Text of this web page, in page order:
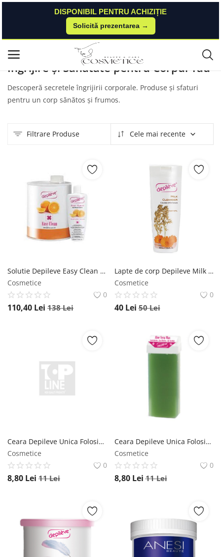
DISPONIBIL PENTRU ACHIZIȚIE
Solicită prezentarea →
Meniu principal
Listă de dorințe
Autentificare
Înregistrare
Topline Corp
Îngrijire și Sănătate pentru Corpul Tău
Descoperă secretele îngrijirii corporale. Produse și sfaturi
pentru un corp sănătos și frumos.
Filtrare Produse Cele mai recente
Solutie Depileve Easy Clean pentru curatare ceara 1L Depileve
Cosmetice
0
110,40 Lei 138Lei
Lapte de corp Depileve Milk Cleanser post epilare 200ml Depileve
Cosmetice
0
40 Lei 50Lei
Ceara Depileve Unica Folosinta Aloe Vera Roll 100ml Depileve
Cosmetice
0
8,80 Lei 11Lei
Ceara Depileve Unica Folosinta Aloe Vera Roll 100ml Depileve
Cosmetice
0
8,80 Lei 11Lei